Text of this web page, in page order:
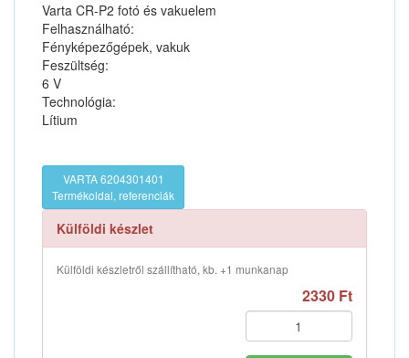
Varta CR-P2 fotó és vakuelem
Felhasználható:
Fényképezőgépek, vakuk
Feszültség:
6 V
Technológia:
Lítium
VARTA 6204301401
Termékoldal, referenciák
Külföldi készlet
Külföldi készletről szállítható, kb. +1 munkanap
2330 Ft